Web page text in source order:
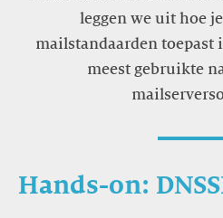
leggen we uit hoe je
mailstandaarden toepast
meest gebruikte
Hands-on: